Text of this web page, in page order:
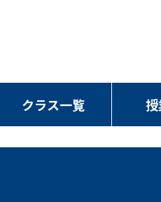
クラス一覧